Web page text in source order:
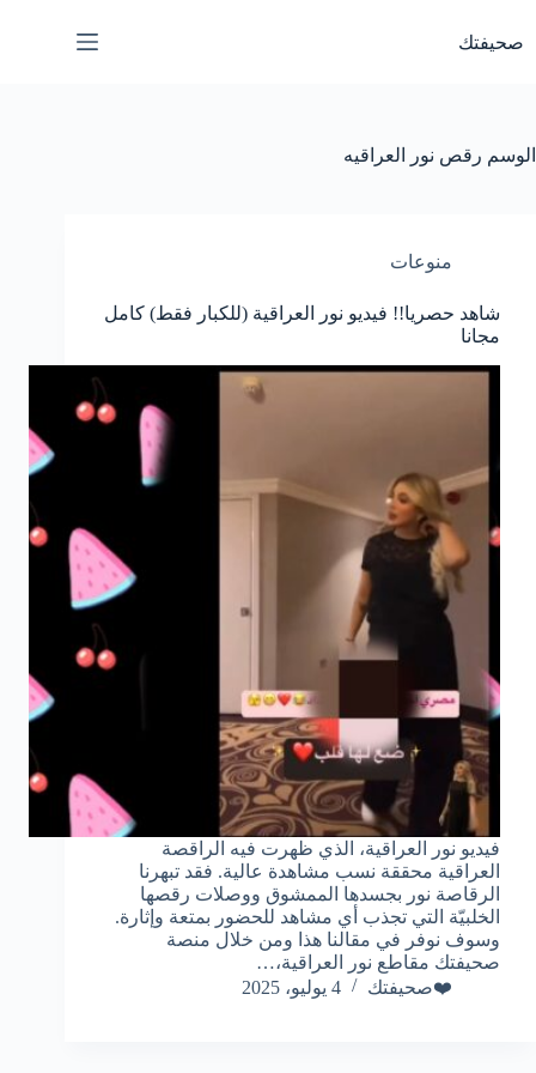
المحتوى
صحيفتك
الوسم رقص نور العراقيه
منوعات
شاهد حصريا!! فيديو نور العراقية (للكبار فقط) كامل
مجانا
فيديو نور العراقية، الذي ظهرت فيه الراقصة
العراقية محققة نسب مشاهدة عالية. فقد تبهرنا
الرقاصة نور بجسدها الممشوق ووصلات رقصها
الخلبيّة التي تجذب أي مشاهد للحضور بمتعة وإثارة.
وسوف نوفر في مقالنا هذا ومن خلال منصة
صحيفتك مقاطع نور العراقية،…
❤️صحيفتك
4 يوليو، 2025